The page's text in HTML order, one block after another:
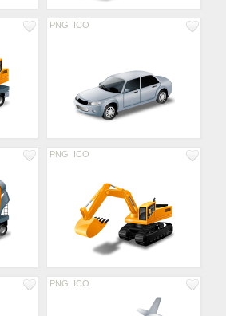
PNG ICO
PNG ICO
PNG ICO